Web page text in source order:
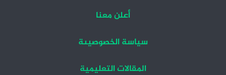
أعلن معنا
سياسة الخصوصيىة
المقالات التعليمية